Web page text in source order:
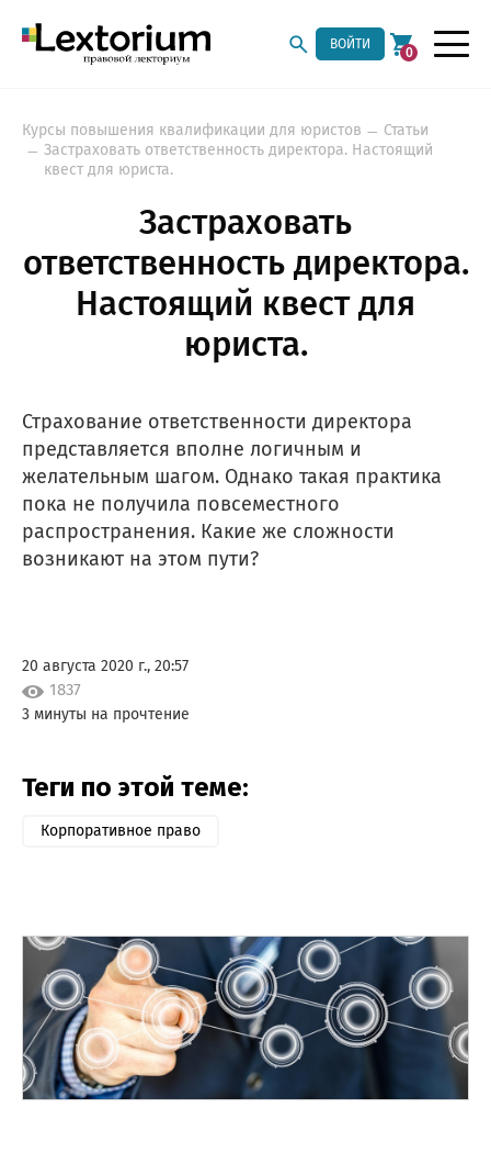
ВОЙТИ
0
Курсы повышения квалификации для юристов
Статьи
Застраховать ответственность директора. Настоящий
квест для юриста.
Застраховать
ответственность директора.
Настоящий квест для
юриста.
Страхование ответственности директора
представляется вполне логичным и
желательным шагом. Однако такая практика
пока не получила повсеместного
распространения. Какие же сложности
возникают на этом пути?
20 августа 2020 г., 20:57
1837
3 минуты на прочтение
Теги по этой теме:
Корпоративное право